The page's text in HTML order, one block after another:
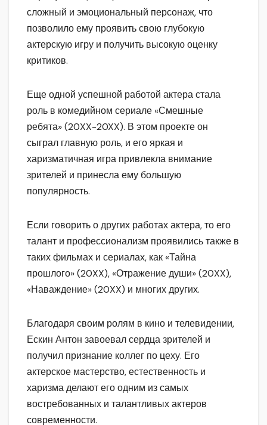
сложный и эмоциональный персонаж, что
позволило ему проявить свою глубокую
актерскую игру и получить высокую оценку
критиков.
Еще одной успешной работой актера стала
роль в комедийном сериале «Смешные
ребята» (20XX-20XX). В этом проекте он
сыграл главную роль, и его яркая и
харизматичная игра привлекла внимание
зрителей и принесла ему большую
популярность.
Если говорить о других работах актера, то его
талант и профессионализм проявились также в
таких фильмах и сериалах, как «Тайна
прошлого» (20XX), «Отражение души» (20XX),
«Наваждение» (20XX) и многих других.
Благодаря своим ролям в кино и телевидении,
Ескин Антон завоевал сердца зрителей и
получил признание коллег по цеху. Его
актерское мастерство, естественность и
харизма делают его одним из самых
востребованных и талантливых актеров
современности.